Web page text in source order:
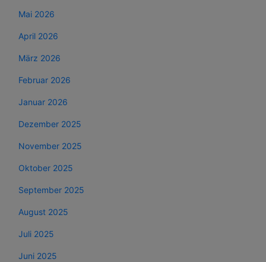
Mai 2026
April 2026
März 2026
Februar 2026
Januar 2026
Dezember 2025
November 2025
Oktober 2025
September 2025
August 2025
Juli 2025
Juni 2025